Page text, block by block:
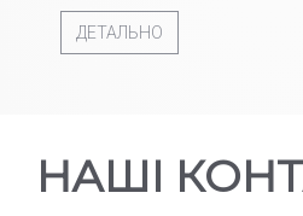
ДЕТАЛЬНО
НАШІ